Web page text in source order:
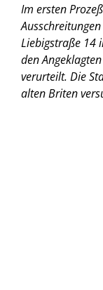
Im ersten
Liebigstraße 14
den
verurteilt. Die
alten Briten